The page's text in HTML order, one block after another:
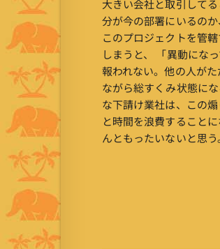
大きい会社と取引して
分が今の部署にいるの
このプロジェクトを管
しまうと、 「異動にな
報われない。他の人が
ながら総すくみ状態に
な下請け業社は、この
と時間を浪費すること
んともったいないと思う